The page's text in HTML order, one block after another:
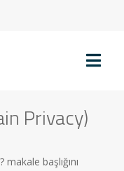
Privacy)
başlığını